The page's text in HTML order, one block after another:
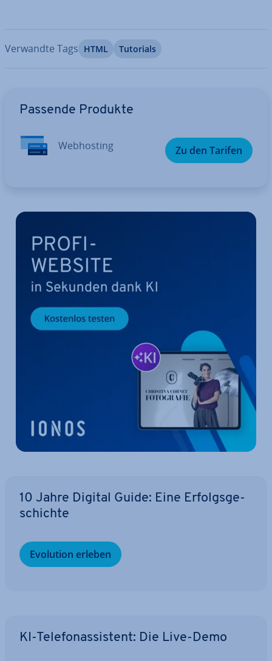
Verwandte Tags HTML Tutorials
Passende Produkte
Web­hos­ting Zu den Tarifen
10 Jahre Digital Guide: Eine Er­folgs­ge­
schich­te
Evolution erleben
KI-Te­le­fon­as­sis­tent: Die Live-Demo